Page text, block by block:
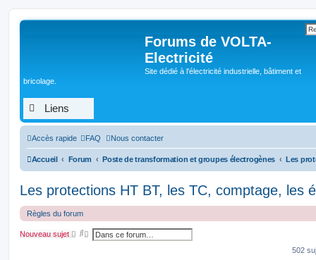
Forums de VOLTA-
Electricité
Site dédié à l'électricité industrielle, bâtiment et
bricolage.
Liens
Accès rapide FAQ Nous contacter
Accueil Forum Poste de transformation et groupes électrogènes
Les protections HT BT, les TC, comptage, les
Règles du forum
Nouveau sujet
R
502